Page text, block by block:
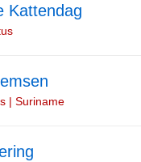
Kattendag
| Suriname